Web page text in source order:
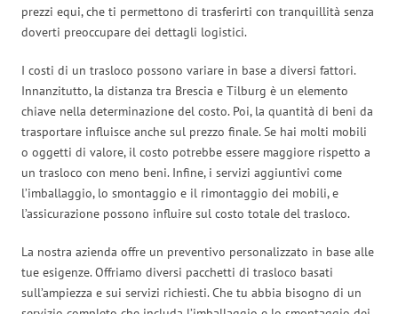
prezzi equi, che ti permettono di trasferirti con tranquillità senza
doverti preoccupare dei dettagli logistici.
I costi di un trasloco possono variare in base a diversi fattori.
Innanzitutto, la distanza tra Brescia e Tilburg è un elemento
chiave nella determinazione del costo. Poi, la quantità di beni da
trasportare influisce anche sul prezzo finale. Se hai molti mobili
o oggetti di valore, il costo potrebbe essere maggiore rispetto a
un trasloco con meno beni. Infine, i servizi aggiuntivi come
l’imballaggio, lo smontaggio e il rimontaggio dei mobili, e
l’assicurazione possono influire sul costo totale del trasloco.
La nostra azienda offre un preventivo personalizzato in base alle
tue esigenze. Offriamo diversi pacchetti di trasloco basati
sull’ampiezza e sui servizi richiesti. Che tu abbia bisogno di un